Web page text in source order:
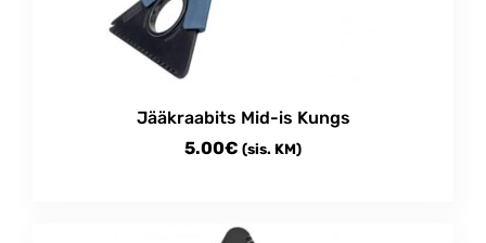
Jääkraabits Mid-is Kungs
5.00€ (sis. KM)